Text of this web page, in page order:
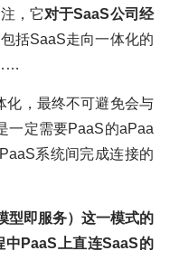
，它对于SaaS公司经
包括SaaS走向一体化的
化，最终不可避免会与
一定需要PaaS的aPaa
系统间完成连接的
型即服务）这一模式的
PaaS上直连SaaS的